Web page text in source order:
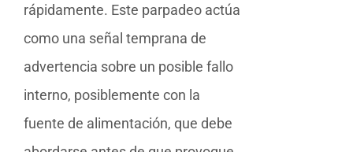
rápidamente. Este parpadeo actúa
como una señal temprana de
advertencia sobre un posible fallo
interno, posiblemente con la
fuente de alimentación, que debe